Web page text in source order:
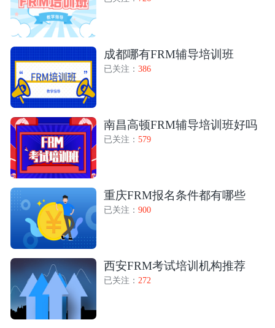
成都哪有FRM辅导培训班
已关注： 386
南昌高顿FRM辅导培训班好吗
已关注： 579
重庆FRM报名条件都有哪些
已关注： 900
西安FRM考试培训机构推荐
已关注： 272